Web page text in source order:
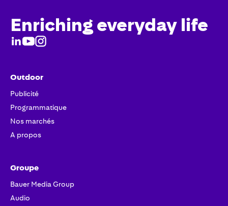
Enriching everyday life
Outdoor
Publicité
Programmatique
Nos marchés
A propos
Groupe
Bauer Media Group
Audio